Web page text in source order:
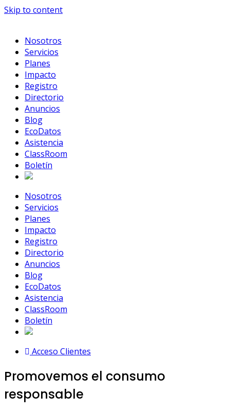
Skip to content
Nosotros
Servicios
Planes
Impacto
Registro
Directorio
Anuncios
Blog
EcoDatos
Asistencia
ClassRoom
Boletín
Nosotros
Servicios
Planes
Impacto
Registro
Directorio
Anuncios
Blog
EcoDatos
Asistencia
ClassRoom
Boletín
Acceso Clientes
Promovemos el consumo
responsable